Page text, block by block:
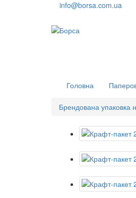
info@borsa.com.ua
Головна
Брендована упаковка